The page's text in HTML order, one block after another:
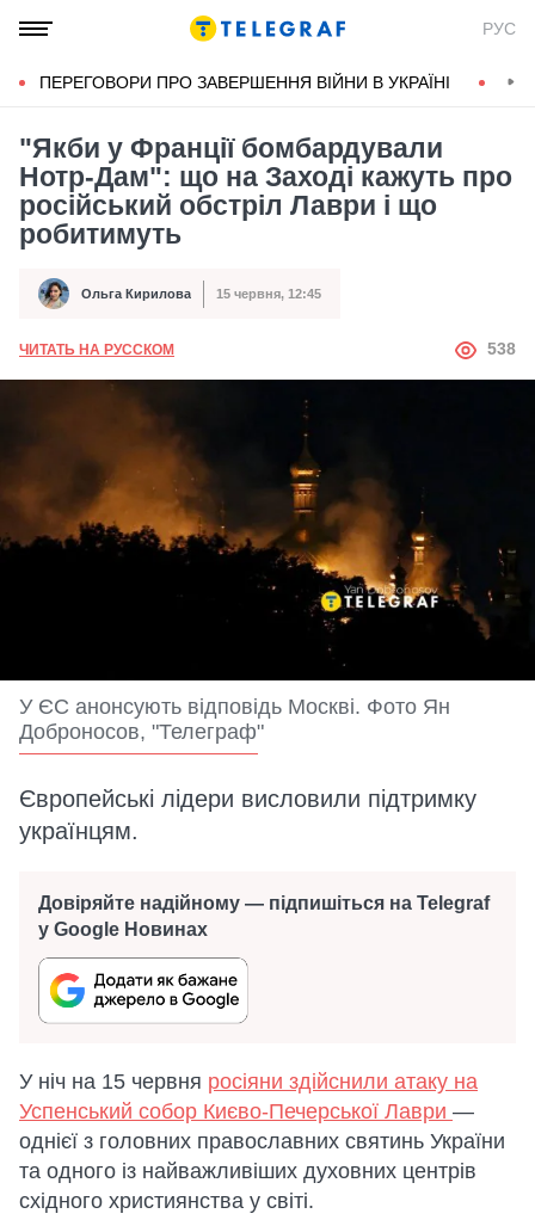
РУС
ПЕРЕГОВОРИ ПРО ЗАВЕРШЕННЯ ВІЙНИ В УКРАЇНІ
"Якби у Франції бомбардували
Нотр-Дам": що на Заході кажуть про
російський обстріл Лаври і що
робитимуть
Автор Ольга Кирилова
Дата публікації 15 червня, 12:45
ЧИТАТЬ НА РУССКОМ АВТОР
538
У ЄС анонсують відповідь Москві. Фото Ян
Доброносов, "Телеграф"
Європейські лідери висловили підтримку
українцям.
Довіряйте надійному — підпишіться на Telegraf
у Google Новинах
У ніч на 15 червня росіяни здійснили атаку на
Успенський собор Києво-Печерської Лаври —
однієї з головних православних святинь України
та одного із найважливіших духовних центрів
східного християнства у світі.